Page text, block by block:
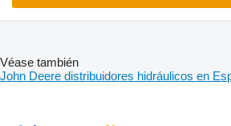
Véase también
John Deere distribuidores hidráulicos en